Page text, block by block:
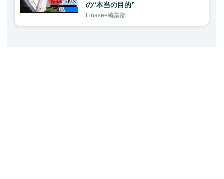
の“本当の目的”
Finasee編集部